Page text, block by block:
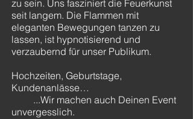
zu sein. Uns fasziniert die Feuerkunst
seit langem. Die Flammen mit
eleganten Bewegungen tanzen zu
lassen, ist hypnotisierend und
verzaubernd für unser Publikum.
Hochzeiten, Geburtstage,
Kundenanlässe…
...Wir machen auch Deinen Event
unvergesslich.